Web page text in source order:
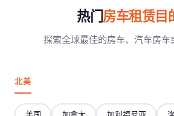
热门房车租赁目
探索全球最佳的房车、汽车房车
北美